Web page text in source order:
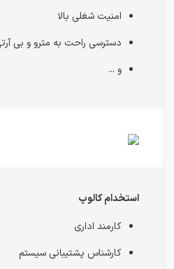
امنیت شغلی بالا
دسترسی راحت به مترو و بی
و ...
استخدام کالوپ
کارمند اداری
کارشناس پشتیبانی سیستم